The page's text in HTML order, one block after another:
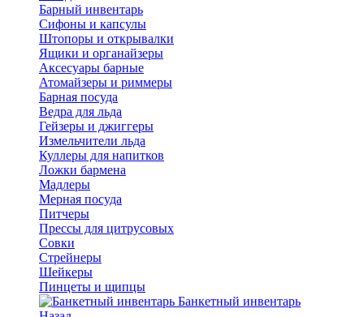
Барный инвентарь
Сифоны и капсулы
Штопоры и открывалки
Ящики и органайзеры
Аксесуары барные
Атомайзеры и риммеры
Барная посуда
Ведра для льда
Гейзеры и джиггеры
Измельчители льда
Куллеры для напитков
Ложки бармена
Мадлеры
Мерная посуда
Питчеры
Прессы для цитрусовых
Совки
Стрейнеры
Шейкеры
Пинцеты и щипцы
Банкетный инвентарь